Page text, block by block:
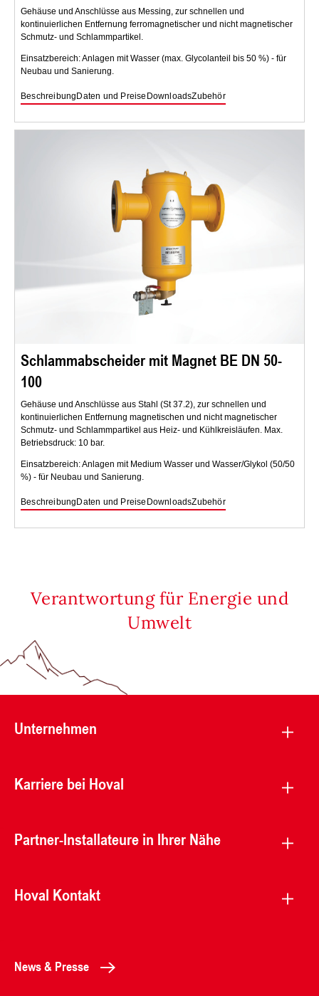
Gehäuse und Anschlüsse aus Messing, zur schnellen und
kontinuierlichen Entfernung ferromagnetischer und nicht magnetischer
Schmutz- und Schlammpartikel.
Einsatzbereich: Anlagen mit Wasser (max. Glycolanteil bis 50 %) - für
Neubau und Sanierung.
BeschreibungDaten und Preise DownloadsZubehör
Schlammabscheider mit Magnet BE DN 50-
100
Gehäuse und Anschlüsse aus Stahl (St 37.2), zur schnellen und
kontinuierlichen Entfernung magnetischen und nicht magnetischer
Schmutz- und Schlammpartikel aus Heiz- und Kühlkreisläufen. Max.
Betriebsdruck: 10 bar.
Einsatzbereich: Anlagen mit Medium Wasser und Wasser/Glykol (50/50
%) - für Neubau und Sanierung.
Beschreibung Daten und Preise DownloadsZubehör
Verantwortung für Energie und
Umwelt
Unternehmen
Karriere bei Hoval
Partner-Installateure in Ihrer Nähe
Hoval Kontakt
News & Presse